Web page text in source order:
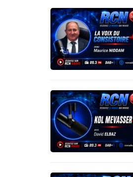
Métropole Nice Côte d'Azur
Ville de Nice
CCAS NICE
Département des Alpes Maritimes
Ma Région Sud